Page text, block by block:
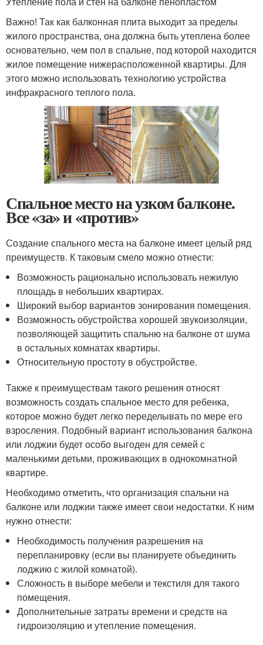
Важно! Так как балконная плита выходит за пределы
жилого пространства, она должна быть утеплена более
основательно, чем пол в спальне, под которой находится
жилое помещение нижерасположенной квартиры. Для
этого можно использовать технологию устройства
инфракрасного теплого пола.
Спальное место на узком балконе.
Все «за» и «против»
Создание спального места на балконе имеет целый ряд
преимуществ. К таковым смело можно отнести:
Возможность рационально использовать нежилую
площадь в небольших квартирах.
Широкий выбор вариантов зонирования помещения.
Возможность обустройства хорошей звукоизоляции,
позволяющей защитить спальню на балконе от шума
в остальных комнатах квартиры.
Относительную простоту в обустройстве.
Также к преимуществам такого решения относят
возможность создать спальное место для ребенка,
которое можно будет легко переделывать по мере его
взросления. Подобный вариант использования балкона
или лоджии будет особо выгоден для семей с
маленькими детьми, проживающих в однокомнатной
квартире.
Необходимо отметить, что организация спальни на
балконе или лоджии также имеет свои недостатки. К ним
нужно отнести:
Необходимость получения разрешения на
перепланировку (если вы планируете объединить
лоджию с жилой комнатой).
Сложность в выборе мебели и текстиля для такого
помещения.
Дополнительные затраты времени и средств на
гидроизоляцию и утепление помещения.